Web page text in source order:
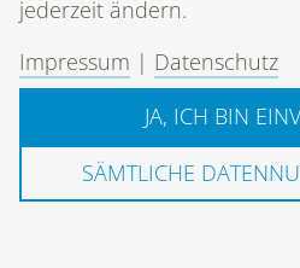
jederzeit ändern.
Impressum | Datenschutz
JA, ICH BIN
SÄMTLICHE